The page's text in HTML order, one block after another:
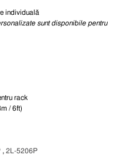
individuală
sunt disponibile pentru
rack
/ 6ft)
, 2L-5206P